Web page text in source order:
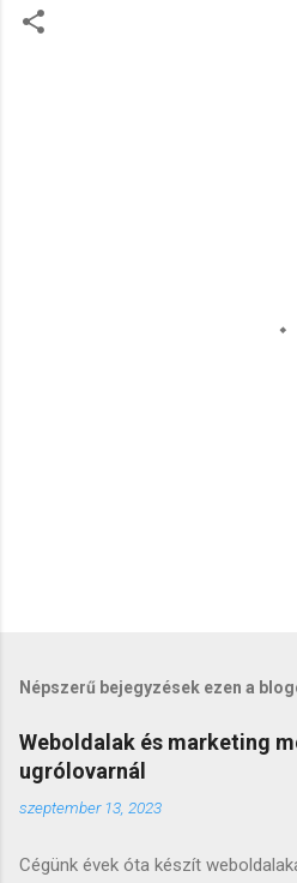
Népszerű bejegyzések ezen a
Weboldalak és marketing
ugrólovarnál
szeptember 13, 2023
Cégünk évek óta készít